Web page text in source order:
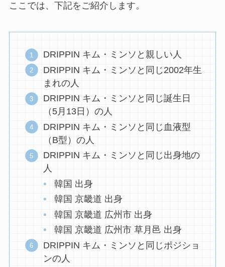
ここでは、下記をご紹介します。
DRIPPIN キム・ミンソと親しい人
DRIPPIN キム・ミンソと同じ2002年生
まれの人
DRIPPIN キム・ミンソと同じ誕生日
（5月13日）の人
DRIPPIN キム・ミンソと同じ血液型
（B型）の人
DRIPPIN キム・ミンソと同じ出身地の
人
韓国 出身
韓国 京畿道 出身
韓国 京畿道 広州市 出身
韓国 京畿道 広州市 草月邑 出身
DRIPPIN キム・ミンソと同じポジショ
ンの人